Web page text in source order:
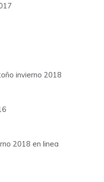
invierno 2018
2018 en linea